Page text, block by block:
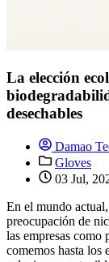
La elección
desechables
Damao
Gloves
03 Jul,
En el mundo
preocupación de
las empresas como
comemos hasta los